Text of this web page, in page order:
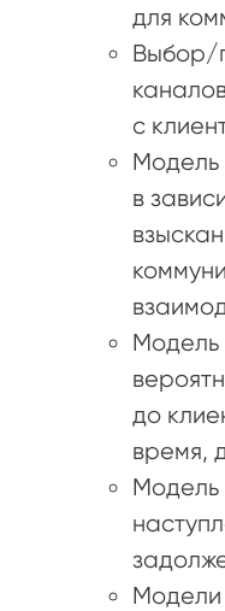
для
Выбор/
с
Модель
в
Модель
до
время,
Модель
Модели